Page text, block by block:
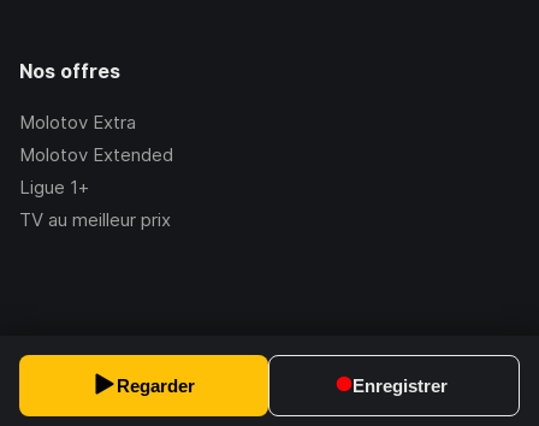
Regarder Enregistrer
Nos offres
Molotov Extra
Molotov Extended
Ligue 1+
TV au meilleur prix
2.228.1